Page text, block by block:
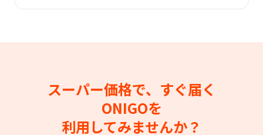
スーパー価格で、すぐ届く
ONIGOを
利用してみませんか？